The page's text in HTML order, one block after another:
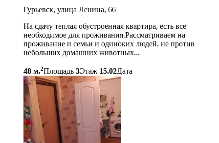
Гурьевск, улица Ленина, 66
На сдачу теплая обустроенная квартира, есть все
необходимое для проживания.Рассматриваем на
проживание и семьи и одиноких людей, не против
небольших домашних животных...
48 м.2Площадь 3Этаж 15.02Дата